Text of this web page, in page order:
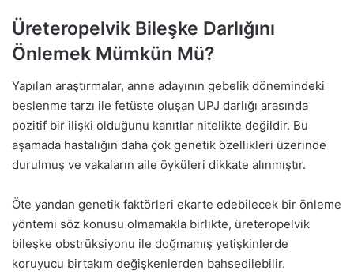
Üreteropelvik Bileşke Darlığını
Önlemek Mümkün Mü?
Yapılan araştırmalar, anne adayının gebelik dönemindeki
beslenme tarzı ile fetüste oluşan UPJ darlığı arasında
pozitif bir ilişki olduğunu kanıtlar nitelikte değildir. Bu
aşamada hastalığın daha çok genetik özellikleri üzerinde
durulmuş ve vakaların aile öyküleri dikkate alınmıştır.
Öte yandan genetik faktörleri ekarte edebilecek bir önleme
yöntemi söz konusu olmamakla birlikte, üreteropelvik
bileşke obstrüksiyonu ile doğmamış yetişkinlerde
koruyucu birtakım değişkenlerden bahsedilebilir.